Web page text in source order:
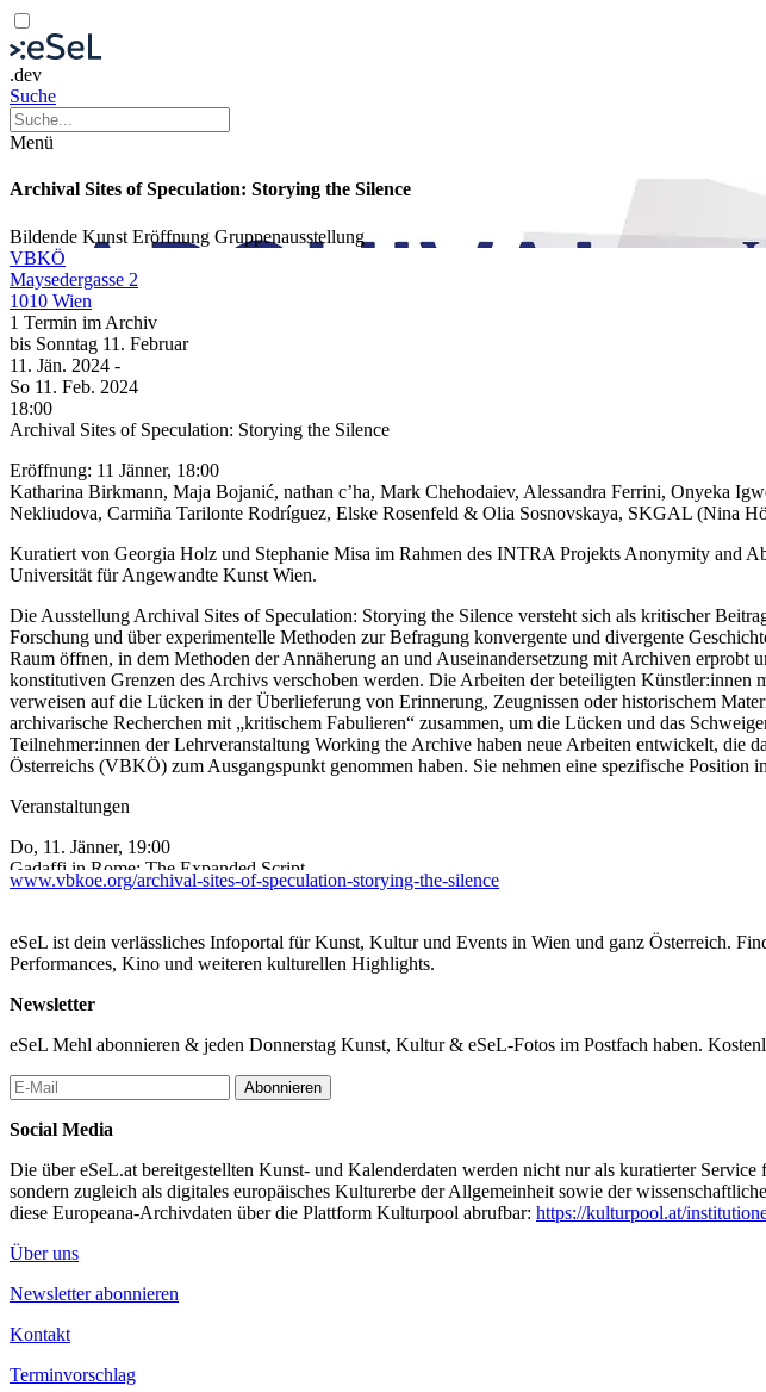
.dev
Suche
Menü
Archival Sites of Speculation: Storying the Silence
Bildende Kunst Eröffnung Gruppenausstellung
VBKÖ
Maysedergasse 2
1010 Wien
1 Termin im Archiv
bis Sonntag 11. Februar
11. Jän. 2024 -
So 11. Feb. 2024
18:00
Archival Sites of Speculation: Storying the Silence
Eröffnung: 11 Jänner, 18:00
Katharina Birkmann, Maja Bojanić, nathan c’ha, Mark Chehodaiev, Alessandra Ferrini, Onyeka
Nekliudova, Carmiña Tarilonte Rodríguez, Elske Rosenfeld & Olia Sosnovskaya, SKGAL (Nina
Kuratiert von Georgia Holz und Stephanie Misa im Rahmen des INTRA Projekts Anonymity and
Universität für Angewandte Kunst Wien.
Die Ausstellung Archival Sites of Speculation: Storying the Silence versteht sich als kritischer
Forschung und über experimentelle Methoden zur Befragung konvergente und divergente
Raum öffnen, in dem Methoden der Annäherung an und Auseinandersetzung mit Archiven erprobt
konstitutiven Grenzen des Archivs verschoben werden. Die Arbeiten der beteiligten Künstler:innen
verweisen auf die Lücken in der Überlieferung von Erinnerung, Zeugnissen oder historischem
archivarische Recherchen mit „kritischem Fabulieren“ zusammen, um die Lücken und das
Teilnehmer:innen der Lehrveranstaltung Working the Archive haben neue Arbeiten entwickelt, die
Österreichs (VBKÖ) zum Ausgangspunkt genommen haben. Sie nehmen eine spezifische Position
Veranstaltungen
Do, 11. Jänner, 19:00
Gadaffi in Rome: The Expanded Script
Lecture-performance von Alessandra Ferrini
Let’s build our own acid-free archive!
Workshop mit Tsai-Ju Wu
Max. 7 Teilnehmende, freiwillige Spende.
Reservierungen bitte bis 15. Jänner via E-mail an
Fr, 9. Februar 15:00–18:00
Archive of Gestures: Becoming In/visible
Workshop mit Elske Rosenfeld & Olia Sosnovskaya
...Mehr lesen
www.vbkoe.org/archival-sites-of-speculation-storying-the-silence
eSeL ist dein verlässliches Infoportal für Kunst, Kultur und Events in Wien und ganz Österreich.
Performances, Kino und weiteren kulturellen Highlights.
Newsletter
eSeL Mehl abonnieren & jeden Donnerstag Kunst, Kultur & eSeL-Fotos im Postfach haben.
Abonnieren
Social Media
Die über eSeL.at bereitgestellten Kunst- und Kalenderdaten werden nicht nur als kuratierter Service
sondern zugleich als digitales europäisches Kulturerbe der Allgemeinheit sowie der
diese Europeana-Archivdaten über die Plattform Kulturpool abrufbar: https://kulturpool.at/
Über uns
Newsletter abonnieren
Kontakt
Terminvorschlag